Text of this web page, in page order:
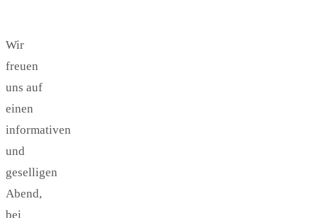
Wir
freuen
uns auf
einen
informativen
und
geselligen
Abend,
bei